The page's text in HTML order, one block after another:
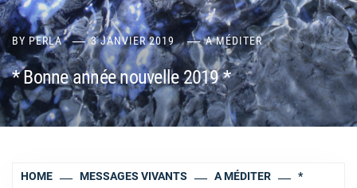
BY PERLA 3 JANVIER 2019 A MÉDITER
* Bonne année nouvelle 2019 *
HOME MESSAGES VIVANTS A MÉDITER
*